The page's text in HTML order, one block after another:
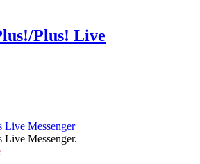
Plus! Live
Messenger
Messenger.